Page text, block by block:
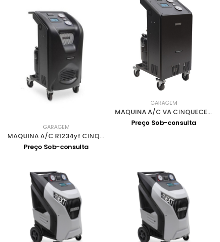
GARAGEM
MAQUINA A/C R1234yf CINQUECENTO 1234yf
Preço Sob-consulta
GARAGEM
MAQUINA A/C VA CINQUECENTO R134a
Preço Sob-consulta